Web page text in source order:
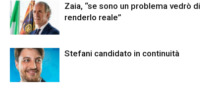
Zaia, “se sono un problema vedrò di
renderlo reale”
Stefani candidato in continuità